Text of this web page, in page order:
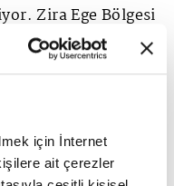
için İnternet
ait çerezler
Zira Ege Bölgesi
Manisa, Afyon,
ton kiraz
da
Ege